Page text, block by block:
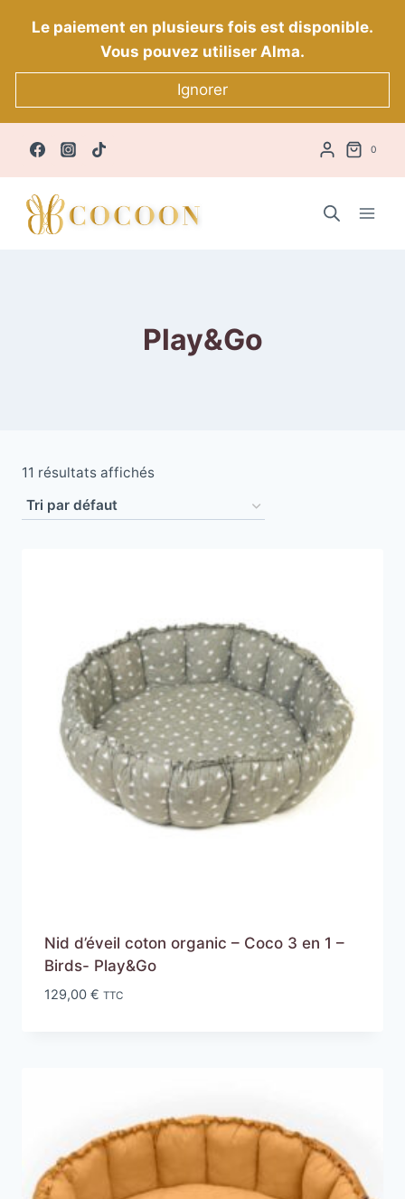
Le paiement en plusieurs fois est disponible.
Vous pouvez utiliser Alma.
Ignorer
0
Play&Go
11 résultats affichés
Nid d’éveil coton organic – Coco 3 en 1 –
Birds- Play&Go
129,00 € TTC